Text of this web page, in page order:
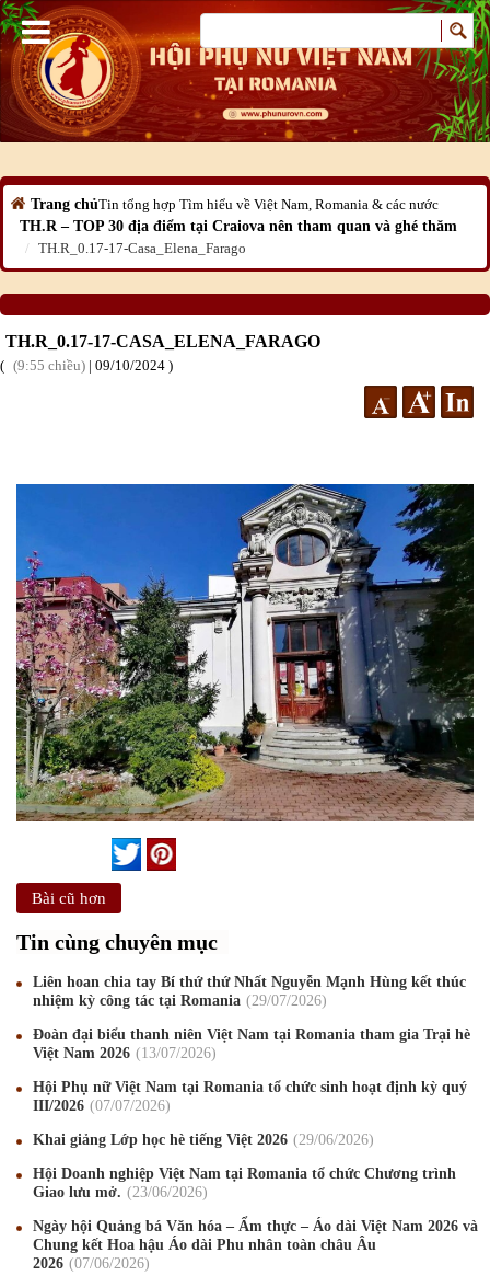
Trang chủTin tổng hợp Tìm hiểu về Việt Nam, Romania & các nước
TH.R – TOP 30 địa điểm tại Craiova nên tham quan và ghé thăm
TH.R_0.17-17-Casa_Elena_Farago
TH.R_0.17-17-CASA_ELENA_FARAGO
9:55 chiều | 09/10/2024
Bài cũ hơn
Tin cùng chuyên mục
Liên hoan chia tay Bí thứ thứ Nhất Nguyễn Mạnh Hùng kết thúc
nhiệm kỳ công tác tại Romania
29/07/2026
Đoàn đại biểu thanh niên Việt Nam tại Romania tham gia Trại hè
Việt Nam 2026
13/07/2026
Hội Phụ nữ Việt Nam tại Romania tổ chức sinh hoạt định kỳ quý
III/2026
07/07/2026
Khai giảng Lớp học hè tiếng Việt 2026 29/06/2026
Hội Doanh nghiệp Việt Nam tại Romania tổ chức Chương trình
Giao lưu mở.
23/06/2026
Ngày hội Quảng bá Văn hóa – Ẩm thực – Áo dài Việt Nam 2026 và
Chung kết Hoa hậu Áo dài Phu nhân toàn châu Âu
2026
07/06/2026